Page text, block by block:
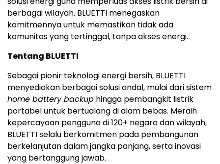
berbagai wilayah. BLUETTI menegaskan
komitmennya untuk memastikan tidak ada
komunitas yang tertinggal, tanpa akses energi.
Tentang BLUETTI
Sebagai pionir teknologi energi bersih, BLUETTI
menyediakan berbagai solusi andal, mulai dari sistem
home battery backup hingga pembangkit listrik
portabel untuk bertualang di alam bebas. Meraih
kepercayaan pengguna di 120+ negara dan wilayah,
BLUETTI selalu berkomitmen pada pembangunan
berkelanjutan dalam jangka panjang, serta inovasi
yang bertanggung jawab.